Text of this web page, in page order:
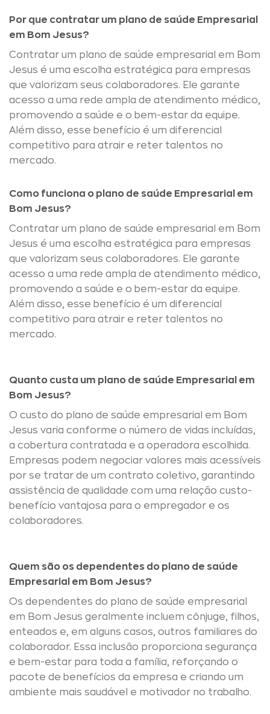
Por que contratar um plano de saúde Empresarial
em Bom Jesus?
Contratar um plano de saúde empresarial em Bom
Jesus é uma escolha estratégica para empresas
que valorizam seus colaboradores. Ele garante
acesso a uma rede ampla de atendimento médico,
promovendo a saúde e o bem-estar da equipe.
Além disso, esse benefício é um diferencial
competitivo para atrair e reter talentos no
mercado.
Como funciona o plano de saúde Empresarial em
Bom Jesus?
Contratar um plano de saúde empresarial em Bom
Jesus é uma escolha estratégica para empresas
que valorizam seus colaboradores. Ele garante
acesso a uma rede ampla de atendimento médico,
promovendo a saúde e o bem-estar da equipe.
Além disso, esse benefício é um diferencial
competitivo para atrair e reter talentos no
mercado.
Quanto custa um plano de saúde Empresarial em
Bom Jesus?
O custo do plano de saúde empresarial em Bom
Jesus varia conforme o número de vidas incluídas,
a cobertura contratada e a operadora escolhida.
Empresas podem negociar valores mais acessíveis
por se tratar de um contrato coletivo, garantindo
assistência de qualidade com uma relação custo-
benefício vantajosa para o empregador e os
colaboradores.
Quem são os dependentes do plano de saúde
Empresarial em Bom Jesus?
Os dependentes do plano de saúde empresarial
em Bom Jesus geralmente incluem cônjuge, filhos,
enteados e, em alguns casos, outros familiares do
colaborador. Essa inclusão proporciona segurança
e bem-estar para toda a família, reforçando o
pacote de benefícios da empresa e criando um
ambiente mais saudável e motivador no trabalho.